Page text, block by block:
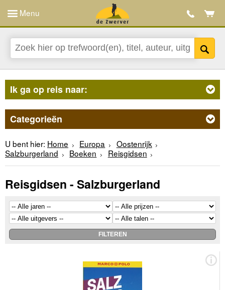
Menu
Ik ga op reis naar:
Categorieën
U bent hier: Home Europa
Oostenrijk
Salzburgerland
Boeken Reisgidsen
Reisgidsen - Salzburgerland